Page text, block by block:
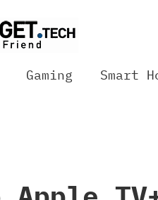
Gaming Smart